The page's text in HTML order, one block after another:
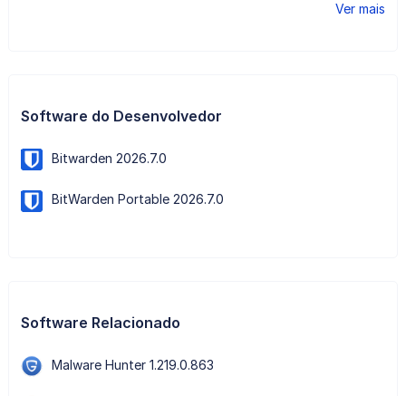
Ver mais
Software do Desenvolvedor
Bitwarden 2026.7.0
BitWarden Portable 2026.7.0
Software Relacionado
Malware Hunter 1.219.0.863